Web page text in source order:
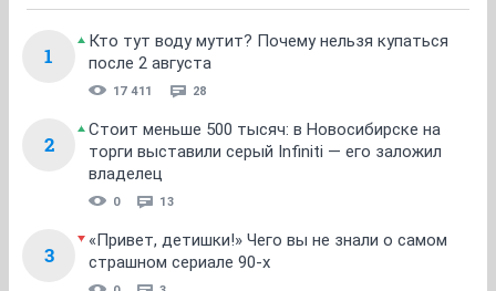
1
Кто тут воду мутит? Почему нельзя купаться
после 2 августа
17 411 28
2
Стоит меньше 500 тысяч: в Новосибирске на
торги выставили серый Infiniti — его заложил
владелец
0 13
3
«Привет, детишки!» Чего вы не знали о самом
страшном сериале 90-х